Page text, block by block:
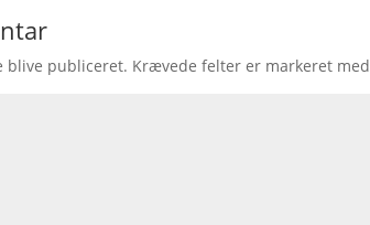
blive publiceret. Krævede felter er markeret med